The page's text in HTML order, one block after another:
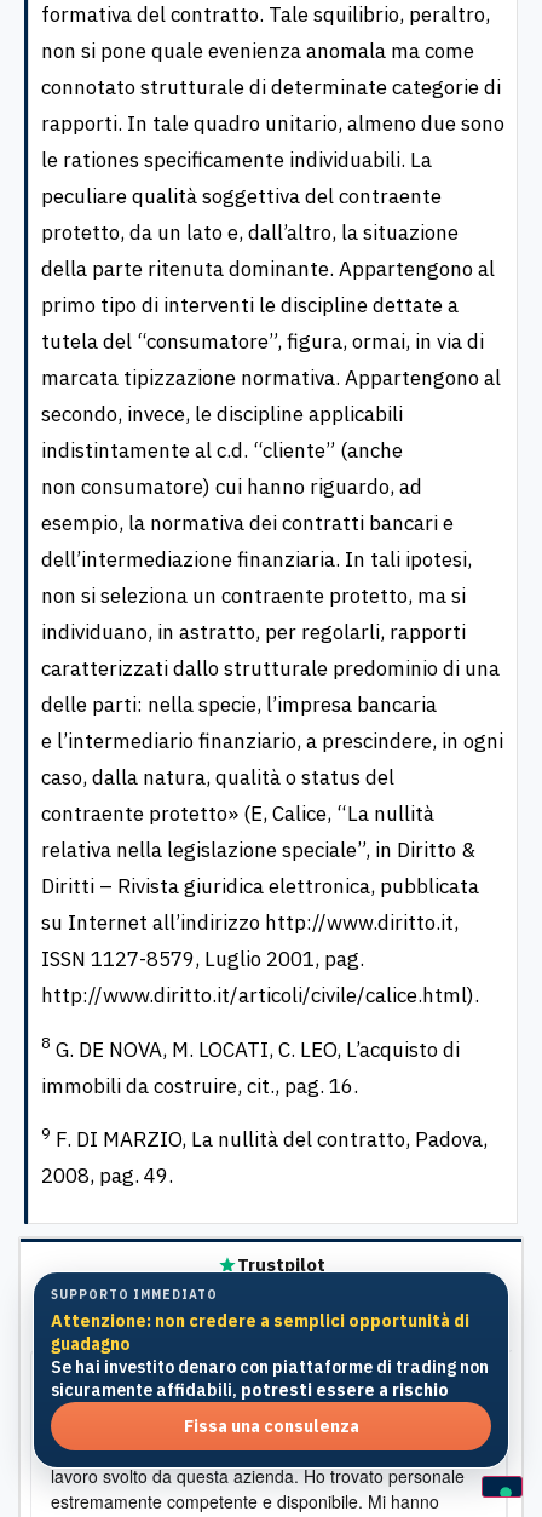
formativa del contratto. Tale squilibrio, peraltro,
non si pone quale evenienza anomala ma come
connotato strutturale di determinate categorie di
rapporti. In tale quadro unitario, almeno due sono
le rationes specificamente individuabili. La
peculiare qualità soggettiva del contraente
protetto, da un lato e, dall’altro, la situazione
della parte ritenuta dominante. Appartengono al
primo tipo di interventi le discipline dettate a
tutela del “consumatore”, figura, ormai, in via di
marcata tipizzazione normativa. Appartengono al
secondo, invece, le discipline applicabili
indistintamente al c.d. “cliente” (anche
non consumatore) cui hanno riguardo, ad
esempio, la normativa dei contratti bancari e
dell’intermediazione finanziaria. In tali ipotesi,
non si seleziona un contraente protetto, ma si
individuano, in astratto, per regolarli, rapporti
caratterizzati dallo strutturale predominio di una
delle parti: nella specie, l’impresa bancaria
e l’intermediario finanziario, a prescindere, in ogni
caso, dalla natura, qualità o status del
contraente protetto» (E, Calice, “La nullità
relativa nella legislazione speciale”, in Diritto &
Diritti – Rivista giuridica elettronica, pubblicata
su Internet all’indirizzo http://www.diritto.it,
ISSN 1127-8579, Luglio 2001, pag.
http://www.diritto.it/articoli/civile/calice.html).
8 G. DE NOVA, M. LOCATI, C. LEO, L’acquisto di
immobili da costruire, cit., pag. 16.
9 F. DI MARZIO, La nullità del contratto, Padova,
2008, pag. 49.
Trustpilot
/5 · 1.021 recensioni
Mariella , 7 Luglio
Lavoro eccellente!
Desidero esprimere la mia piena soddisfazione per il
lavoro svolto da questa azienda. Ho trovato personale
estremamente competente e disponibile. Mi hanno
SUPPORTO IMMEDIATO
Attenzione: non credere a semplici opportunità di
guadagno
Se hai investito denaro con piattaforme di trading non
sicuramente affidabili, potresti essere a rischio
Fissa una consulenza